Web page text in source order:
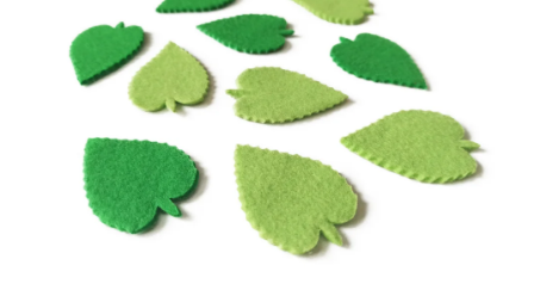
VŠE PRO TVOŘENÍ
KVĚTINY A LISTY
SVATBA
NOVINKY